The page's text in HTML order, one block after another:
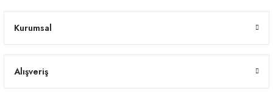
Kurumsal
Alışveriş